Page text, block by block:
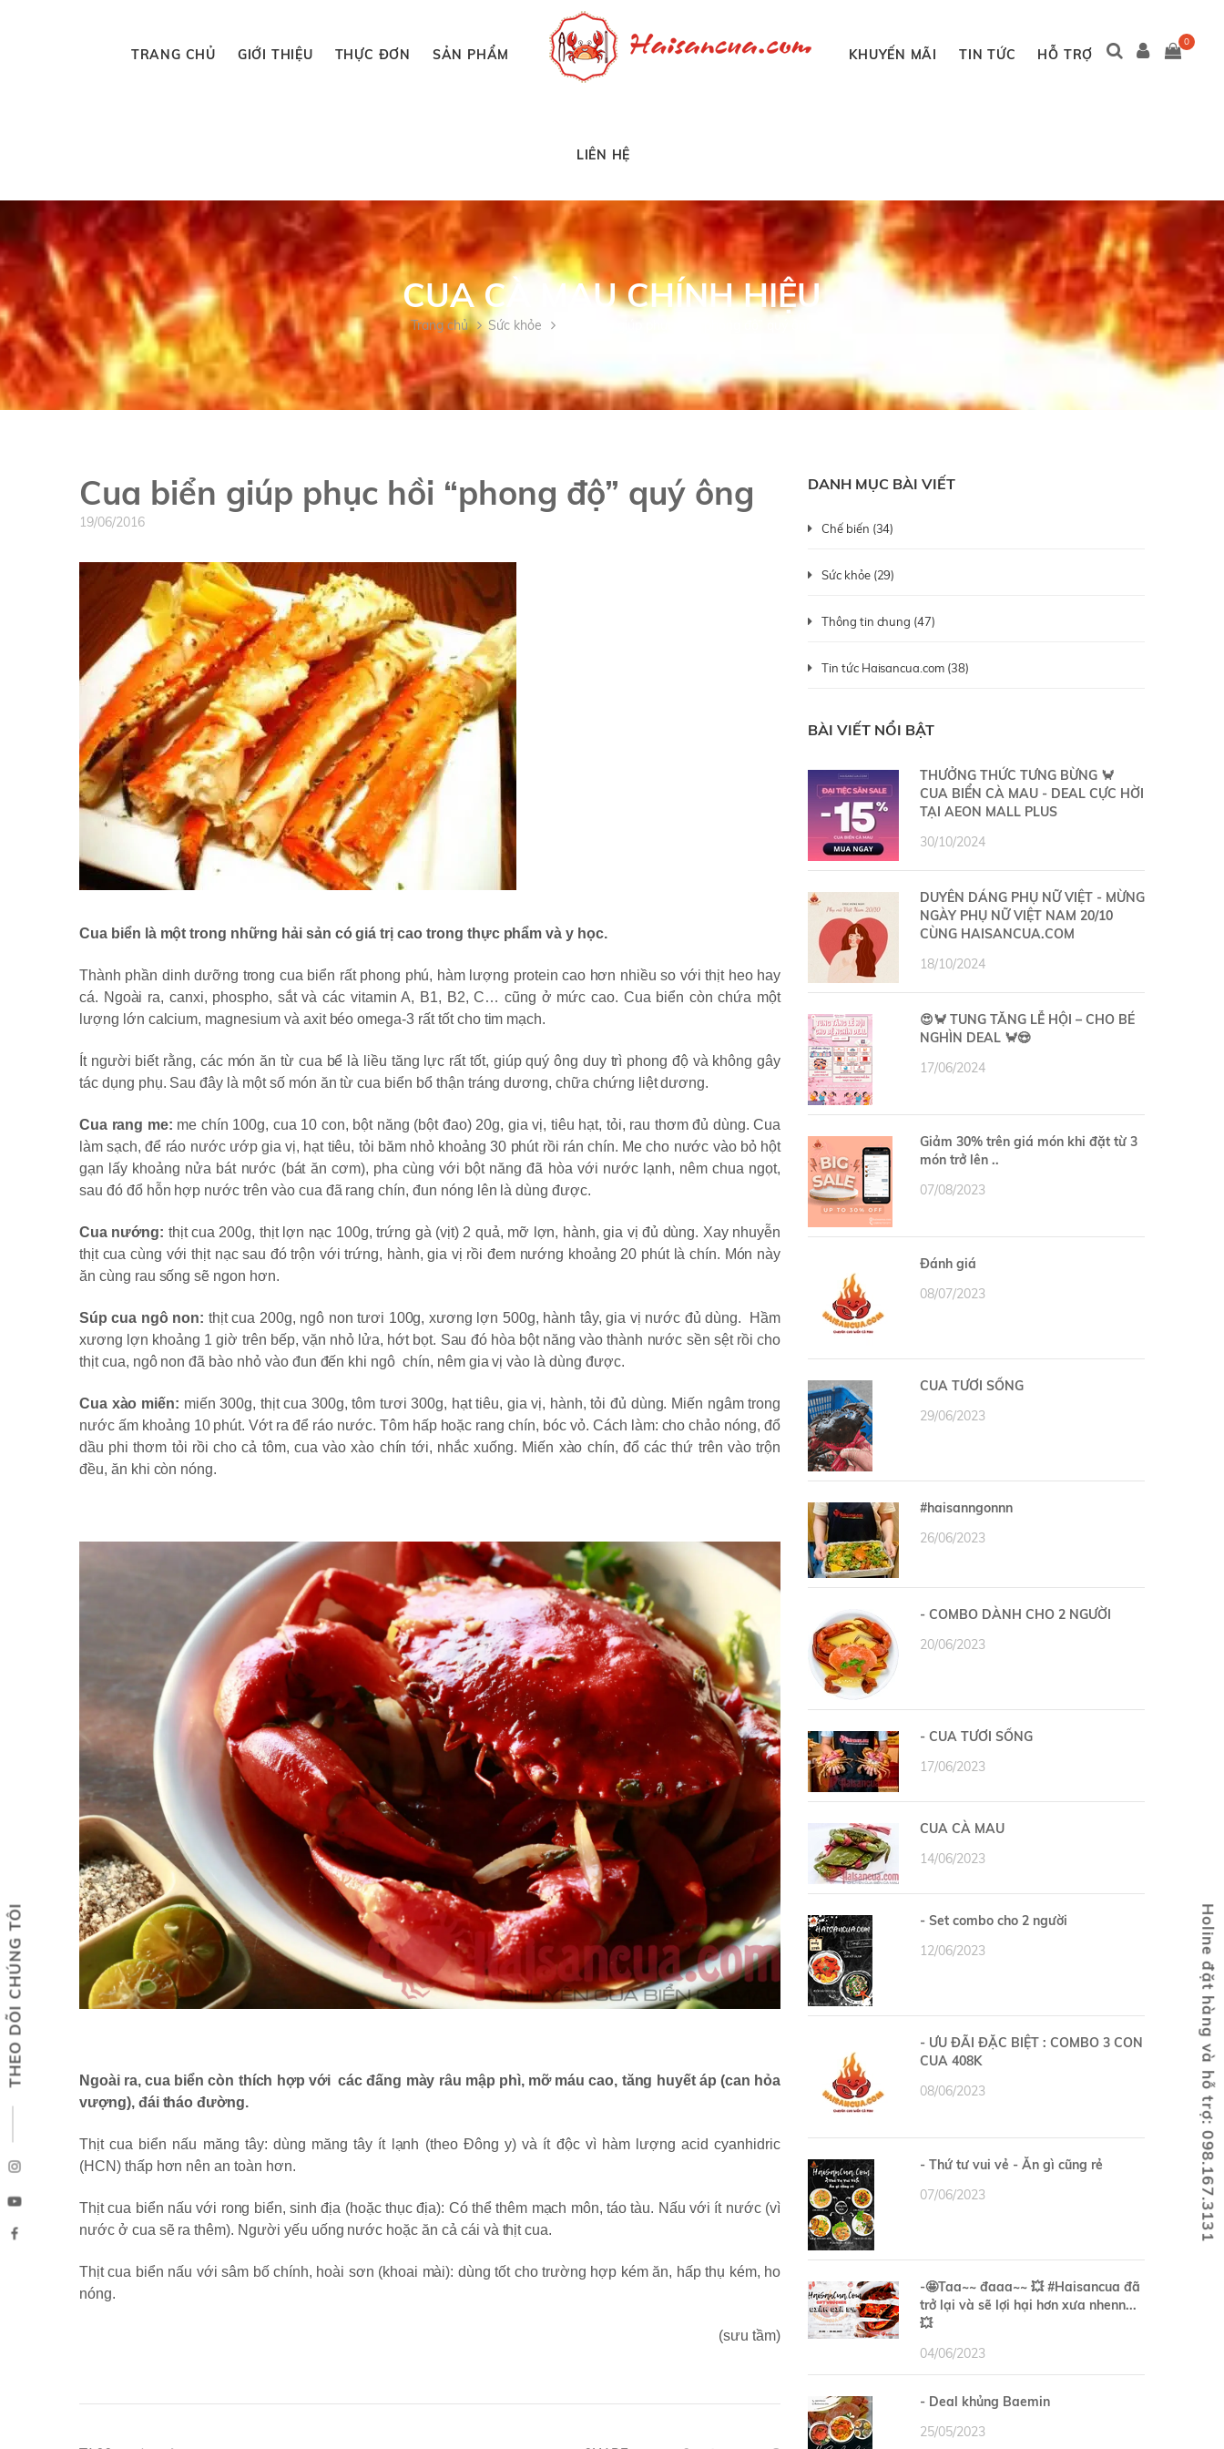
THEO DÕI CHÚNG TÔI Holine đặt hàng và hỗ trợ: 098.167.3131
TRANG CHỦ GIỚI THIỆU THỰC ĐƠN SẢN PHẨM KHUYẾN MÃI TIN TỨC HỖ TRỢ
LIÊN HỆ
0
CUA CÀ MAU CHÍNH HIỆU
Trang chủ Sức khỏe
Cua biển giúp phục hồi “phong độ” quý ông
19/06/2016
Cua biển là một trong những hải sản có giá trị cao trong thực phẩm và y học.
Thành phần dinh dưỡng trong cua biển rất phong phú, hàm lượng protein cao hơn nhiều so với thịt heo hay
cá. Ngoài ra, canxi, phospho, sắt và các vitamin A, B1, B2, C… cũng ở mức cao. Cua biển còn chứa một
lượng lớn calcium, magnesium và axit béo omega-3 rất tốt cho tim mạch.
Ít người biết rằng, các món ăn từ cua bể là liều tăng lực rất tốt, giúp quý ông duy trì phong độ và không gây
tác dụng phụ. Sau đây là một số món ăn từ cua biển bổ thận tráng dương, chữa chứng liệt dương.
Cua rang me: me chín 100g, cua 10 con, bột năng (bột đao) 20g, gia vị, tiêu hạt, tỏi, rau thơm đủ dùng. Cua
làm sạch, để ráo nước ướp gia vị, hạt tiêu, tỏi băm nhỏ khoảng 30 phút rồi rán chín. Me cho nước vào bỏ hột
gạn lấy khoảng nửa bát nước (bát ăn cơm), pha cùng với bột năng đã hòa với nước lạnh, nêm chua ngọt,
sau đó đổ hỗn hợp nước trên vào cua đã rang chín, đun nóng lên là dùng được.
Cua nướng: thịt cua 200g, thịt lợn nạc 100g, trứng gà (vịt) 2 quả, mỡ lợn, hành, gia vị đủ dùng. Xay nhuyễn
thịt cua cùng với thịt nạc sau đó trộn với trứng, hành, gia vị rồi đem nướng khoảng 20 phút là chín. Món này
ăn cùng rau sống sẽ ngon hơn.
Súp cua ngô non: thịt cua 200g, ngô non tươi 100g, xương lợn 500g, hành tây, gia vị nước đủ dùng. Hầm
xương lợn khoảng 1 giờ trên bếp, vặn nhỏ lửa, hớt bọt. Sau đó hòa bột năng vào thành nước sền sệt rồi cho
thịt cua, ngô non đã bào nhỏ vào đun đến khi ngô chín, nêm gia vị vào là dùng được.
Cua xào miến: miến 300g, thịt cua 300g, tôm tươi 300g, hạt tiêu, gia vị, hành, tỏi đủ dùng. Miến ngâm trong
nước ấm khoảng 10 phút. Vớt ra để ráo nước. Tôm hấp hoặc rang chín, bóc vỏ. Cách làm: cho chảo nóng, đổ
dầu phi thơm tỏi rồi cho cả tôm, cua vào xào chín tới, nhắc xuống. Miến xào chín, đổ các thứ trên vào trộn
đều, ăn khi còn nóng.
Ngoài ra, cua biển còn thích hợp với các đấng mày râu mập phì, mỡ máu cao, tăng huyết áp (can hỏa
vượng), đái tháo đường.
Thịt cua biển nấu măng tây: dùng măng tây ít lạnh (theo Đông y) và ít độc vì hàm lượng acid cyanhidric
(HCN) thấp hơn nên an toàn hơn.
Thịt cua biển nấu với rong biển, sinh địa (hoặc thục địa): Có thể thêm mạch môn, táo tàu. Nấu với ít nước (vì
nước ở cua sẽ ra thêm). Người yếu uống nước hoặc ăn cả cái và thịt cua.
Thịt cua biển nấu với sâm bố chính, hoài sơn (khoai mài): dùng tốt cho trường hợp kém ăn, hấp thụ kém, ho
nóng.
(sưu tầm)
DANH MỤC BÀI VIẾT
Chế biến (34)
Sức khỏe (29)
Thông tin chung (47)
Tin tức Haisancua.com (38)
BÀI VIẾT NỔI BẬT
THƯỞNG THỨC TƯNG BỪNG 🦀
CUA BIỂN CÀ MAU - DEAL CỰC HỜI
TẠI AEON MALL PLUS
30/10/2024
DUYÊN DÁNG PHỤ NỮ VIỆT - MỪNG
NGÀY PHỤ NỮ VIỆT NAM 20/10
CÙNG HAISANCUA.COM
18/10/2024
😍🦀 TUNG TĂNG LỄ HỘI – CHO BÉ
NGHÌN DEAL 🦀😍
17/06/2024
Giảm 30% trên giá món khi đặt từ 3
món trở lên ..
07/08/2023
Đánh giá
08/07/2023
CUA TƯƠI SỐNG
29/06/2023
#haisanngonnn
26/06/2023
- COMBO DÀNH CHO 2 NGƯỜI
20/06/2023
- CUA TƯƠI SỐNG
17/06/2023
CUA CÀ MAU
14/06/2023
- Set combo cho 2 người
12/06/2023
- ƯU ĐÃI ĐẶC BIỆT : COMBO 3 CON
CUA 408K
08/06/2023
- Thứ tư vui vẻ - Ăn gì cũng rẻ
07/06/2023
-🤩Taa~~ đaaa~~ 💥 #Haisancua đã
trở lại và sẽ lợi hại hơn xưa nhenn...
💥
04/06/2023
- Deal khủng Baemin
25/05/2023